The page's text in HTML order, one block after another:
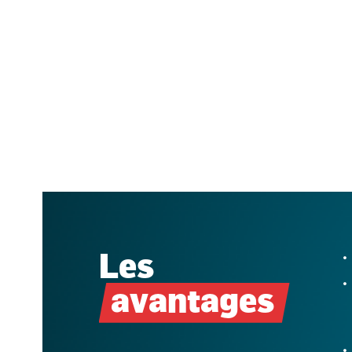
Les
avantages